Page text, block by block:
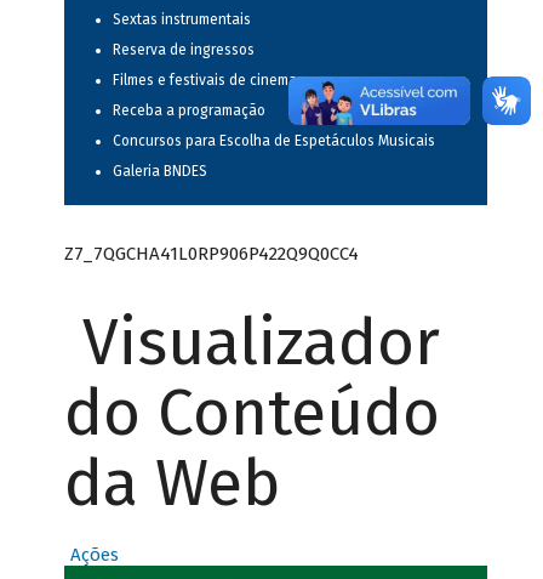
Sextas instrumentais
Reserva de ingressos
Filmes e festivais de cinema
Receba a programação
Concursos para Escolha de Espetáculos Musicais
Galeria BNDES
Z7_7QGCHA41L0RP906P422Q9Q0CC4
Visualizador
do Conteúdo
da Web
Ações